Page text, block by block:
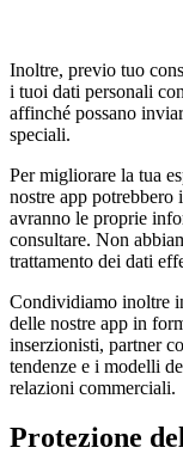
Inoltre, previo tuo
i tuoi dati personali
affinché possano
speciali.
Per migliorare la tua
nostre app
avranno le proprie
consultare. Non
trattamento dei dati
Condividiamo inoltre
delle nostre app in
inserzionisti, partner
tendenze e i modelli
relazioni commerciali.
Protezione